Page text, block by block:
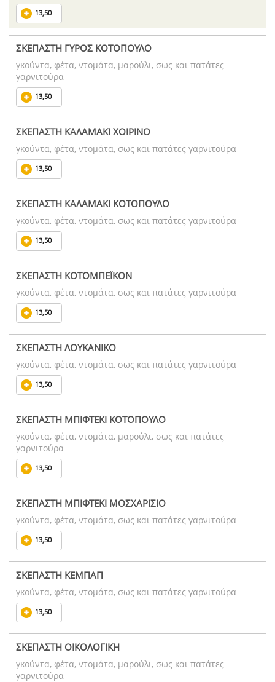
13,50
ΣΚΕΠΑΣΤΗ ΓΥΡΟΣ ΚΟΤΟΠΟΥΛΟ
γκούντα, φέτα, ντομάτα, μαρούλι, σως και πατάτες
γαρνιτούρα
13,50
ΣΚΕΠΑΣΤΗ ΚΑΛΑΜΑΚΙ ΧΟΙΡΙΝΟ
γκούντα, φέτα, ντομάτα, σως και πατάτες γαρνιτούρα
13,50
ΣΚΕΠΑΣΤΗ ΚΑΛΑΜΑΚΙ ΚΟΤΟΠΟΥΛΟ
γκούντα, φέτα, ντομάτα, σως και πατάτες γαρνιτούρα
13,50
ΣΚΕΠΑΣΤΗ ΚΟΤΟΜΠΕΪΚΟΝ
γκούντα, φέτα, ντομάτα, σως και πατάτες γαρνιτούρα
13,50
ΣΚΕΠΑΣΤΗ ΛΟΥΚΑΝΙΚΟ
γκούντα, φέτα, ντομάτα, σως και πατάτες γαρνιτούρα
13,50
ΣΚΕΠΑΣΤΗ ΜΠΙΦΤΕΚΙ ΚΟΤΟΠΟΥΛΟ
γκούντα, φέτα, ντομάτα, μαρούλι, σως και πατάτες
γαρνιτούρα
13,50
ΣΚΕΠΑΣΤΗ ΜΠΙΦΤΕΚΙ ΜΟΣΧΑΡΙΣΙΟ
γκούντα, φέτα, ντομάτα, σως και πατάτες γαρνιτούρα
13,50
ΣΚΕΠΑΣΤΗ ΚΕΜΠΑΠ
γκούντα, φέτα, ντομάτα, σως και πατάτες γαρνιτούρα
13,50
ΣΚΕΠΑΣΤΗ ΟΙΚΟΛΟΓΙΚΗ
γκούντα, φέτα, ντομάτα, μαρούλι, σως και πατάτες
γαρνιτούρα